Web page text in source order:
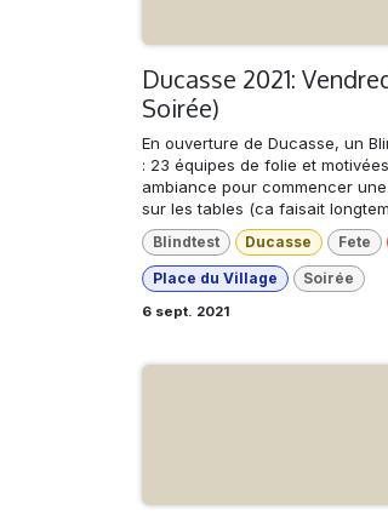
Ducasse 2021:
Soirée)
En ouverture de Ducasse, un
: 23 équipes de folie et
ambiance pour commencer
sur les tables (ca faisait
Blindtest Ducasse Fete
Place du Village Soirée
6 sept. 2021